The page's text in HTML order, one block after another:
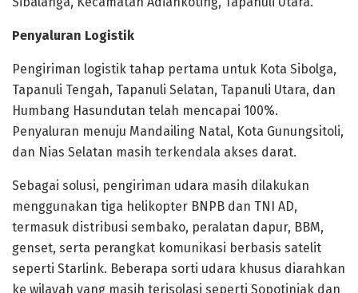
Penyaluran Logistik
Pengiriman logistik tahap pertama untuk Kota Sibolga,
Tapanuli Tengah, Tapanuli Selatan, Tapanuli Utara, dan
Humbang Hasundutan telah mencapai 100%.
Penyaluran menuju Mandailing Natal, Kota Gunungsitoli,
dan Nias Selatan masih terkendala akses darat.
Sebagai solusi, pengiriman udara masih dilakukan
menggunakan tiga helikopter BNPB dan TNI AD,
termasuk distribusi sembako, peralatan dapur, BBM,
genset, serta perangkat komunikasi berbasis satelit
seperti Starlink. Beberapa sorti udara khusus diarahkan
ke wilayah yang masih terisolasi seperti Sopotinjak dan